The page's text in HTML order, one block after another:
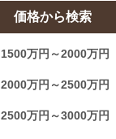
価格から検索
1500万円～2000万円
2000万円～2500万円
2500万円～3000万円